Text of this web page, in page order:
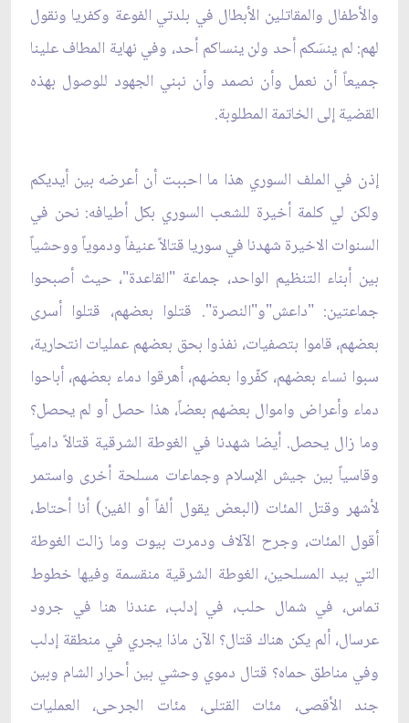
والأطفال والمقاتلين الأبطال في بلدتي الفوعة وكفريا ونقول
لهم: لم ينسَكم أحد ولن ينساكم أحد، وفي نهاية المطاف علينا
جميعاً أن نعمل وأن نصمد وأن نبني الجهود للوصول بهذه
القضية إلى الخاتمة المطلوبة.
إذن في الملف السوري هذا ما احببت أن أعرضه بين أيديكم
ولكن لي كلمة أخيرة للشعب السوري بكل أطيافه: نحن في
السنوات الاخيرة شهدنا في سوريا قتالاً عنيفاً ودموياً ووحشياً
بين أبناء التنظيم الواحد، جماعة "القاعدة"، حيث أصبحوا
جماعتين: "داعش"و"النصرة". قتلوا بعضهم، قتلوا أسرى
بعضهم، قاموا بتصفيات، نفذوا بحق بعضهم عمليات انتحارية،
سبوا نساء بعضهم، كفّروا بعضهم، أهرقوا دماء بعضهم، أباحوا
دماء وأعراض واموال بعضهم بعضاً، هذا حصل أو لم يحصل؟
وما زال يحصل. أيضا شهدنا في الغوطة الشرقية قتالاً دامياً
وقاسياً بين جيش الإسلام وجماعات مسلحة أخرى واستمر
لأشهر وقتل المئات (البعض يقول ألفاً أو الفين) أنا أحتاط،
أقول المئات، وجرح الآلاف ودمرت بيوت وما زالت الغوطة
التي بيد المسلحين، الغوطة الشرقية منقسمة وفيها خطوط
تماس، في شمال حلب، في إدلب، عندنا هنا في جرود
عرسال، ألم يكن هناك قتال؟ الآن ماذا يجري في منطقة إدلب
وفي مناطق حماه؟ قتال دموي وحشي بين أحرار الشام وبين
جند الأقصى، مئات القتلى، مئات الجرحى، العمليات